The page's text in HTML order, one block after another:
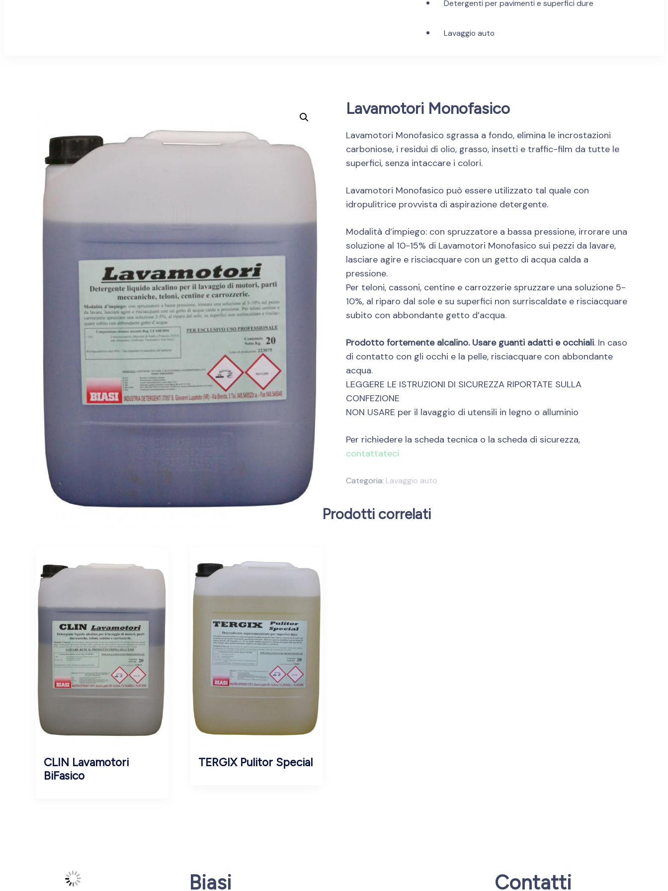
Detergenti per pavimenti e superfici dure
Lavaggio auto
Lavamotori Monofasico
Lavamotori Monofasico sgrassa a fondo, elimina le incrostazioni
carboniose, i residui di olio, grasso, insetti e traffic-film da tutte le
superfici, senza intaccare i colori.
Lavamotori Monofasico può essere utilizzato tal quale con
idropulitrice provvista di aspirazione detergente.
Modalità d’impiego: con spruzzatore a bassa pressione, irrorare una
soluzione al 10-15% di Lavamotori Monofasico sui pezzi da lavare,
lasciare agire e risciacquare con un getto di acqua calda a
pressione.
Per teloni, cassoni, centine e carrozzerie spruzzare una soluzione 5-
10%, al riparo dal sole e su superfici non surriscaldate e risciacquare
subito con abbondante getto d’acqua.
Prodotto fortemente alcalino. Usare guanti adatti e occhiali. In caso
di contatto con gli occhi e la pelle, risciacquare con abbondante
acqua.
LEGGERE LE ISTRUZIONI DI SICUREZZA RIPORTATE SULLA
CONFEZIONE
NON USARE per il lavaggio di utensili in legno o alluminio
Per richiedere la scheda tecnica o la scheda di sicurezza,
contattateci
Categoria: Lavaggio auto
Prodotti correlati
CLIN Lavamotori
BiFasico
TERGIX Pulitor Special
Biasi Contatti